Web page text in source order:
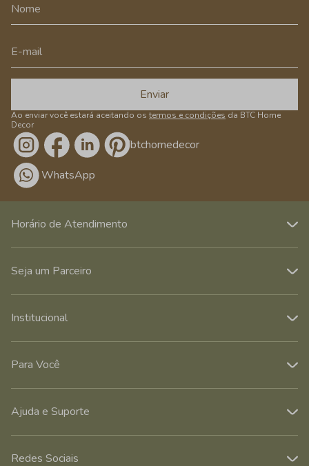
Enviar
Ao enviar você estará aceitando os termos e condições da BTC Home
Decor
/btchomedecor
WhatsApp
Horário de Atendimento
Seja um Parceiro
Institucional
Para Você
Ajuda e Suporte
Redes Sociais